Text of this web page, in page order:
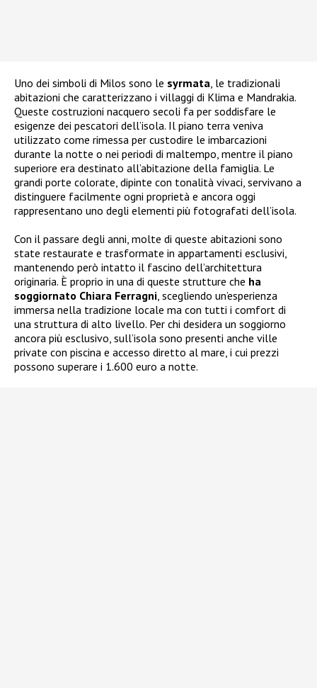
Uno dei simboli di Milos sono le syrmata , le tradizionali
abitazioni che caratterizzano i villaggi di Klima e Mandrakia.
Queste costruzioni nacquero secoli fa per soddisfare le
esigenze dei pescatori dell’isola. Il piano terra veniva
utilizzato come rimessa per custodire le imbarcazioni
durante la notte o nei periodi di maltempo, mentre il piano
superiore era destinato all’abitazione della famiglia. Le
grandi porte colorate, dipinte con tonalità vivaci, servivano a
distinguere facilmente ogni proprietà e ancora oggi
rappresentano uno degli elementi più fotografati dell’isola.
Con il passare degli anni, molte di queste abitazioni sono
state restaurate e trasformate in appartamenti esclusivi,
mantenendo però intatto il fascino dell’architettura
originaria. È proprio in una di queste strutture che ha
soggiornato Chiara Ferragni , scegliendo un’esperienza
immersa nella tradizione locale ma con tutti i comfort di
una struttura di alto livello. Per chi desidera un soggiorno
ancora più esclusivo, sull’isola sono presenti anche ville
private con piscina e accesso diretto al mare, i cui prezzi
possono superare i 1.600 euro a notte.